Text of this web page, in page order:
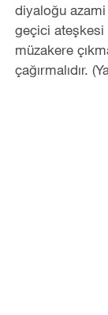
diyaloğu
geçici ateşkesi
müzakere
çağırmalıdır.